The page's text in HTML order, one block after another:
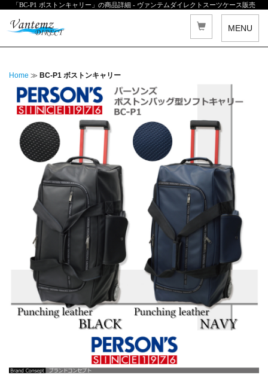
「BC-P1 ボストンキャリー」の商品詳細 - ヴァンテムダイレクトスーツケース販売
MENU
Home ≫ BC-P1 ボストンキャリー